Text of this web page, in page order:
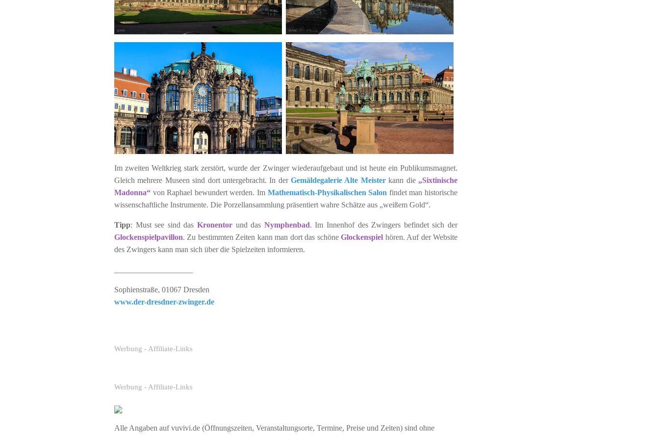
Im zweiten Weltkrieg stark zerstört, wurde der Zwinger wiederaufgebaut und ist heute ein Publikumsmagnet.
Gleich mehrere Museen sind dort untergebracht. In derGemäldegalerie Alte Meisterkann die „Sixtinische
Madonna“ von Raphael bewundert werden. Im Mathematisch-Physikalischen Salon findet man historische
wissenschaftliche Instrumente. Die Porzellansammlung präsentiert wahre Schätze aus „weißem Gold“.
Tipp: Must see sind das Kronentor und das Nymphenbad. Im Innenhof des Zwingers befindet sich der
Glockenspielpavillon. Zu bestimmten Zeiten kann man dort das schöneGlockenspiel hören. Auf der Website
des Zwingers kann man sich über die Spielzeiten informieren.
Sophienstraße, 01067 Dresden
www.der-dresdner-zwinger.de
Werbung - Affiliate-Links
Werbung - Affiliate-Links
Alle Angaben auf vuvivi.de (Öffnungszeiten, Veranstaltungsorte, Termine, Preise und Zeiten) sind ohne